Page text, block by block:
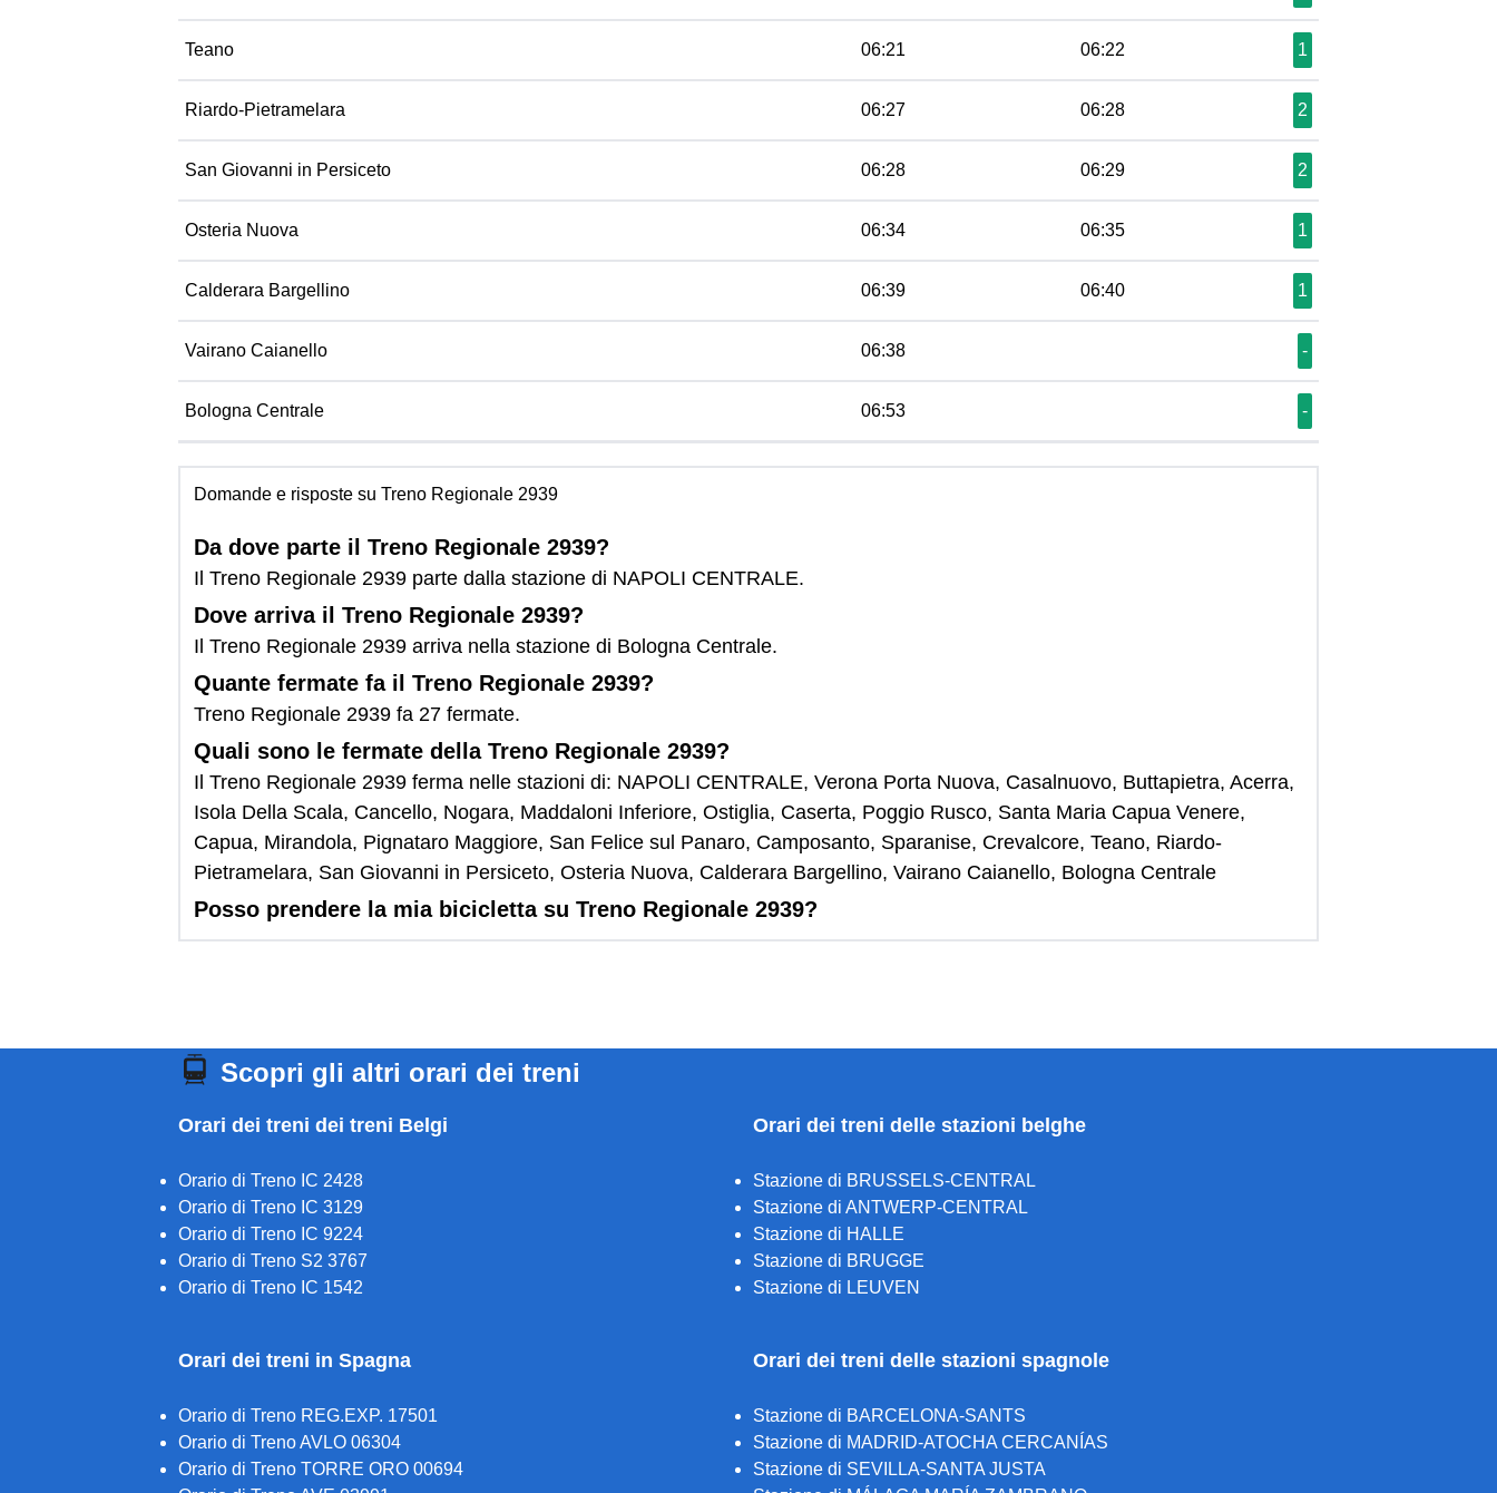
Teano 06:21 06:22 1
Riardo-Pietramelara 06:27 06:28 2
San Giovanni in Persiceto 06:28 06:29 2
Osteria Nuova 06:34 06:35 1
Calderara Bargellino 06:39 06:40 1
Vairano Caianello 06:38 -
Bologna Centrale 06:53 -
Domande e risposte su Treno Regionale 2939
Da dove parte il Treno Regionale 2939?
Il Treno Regionale 2939 parte dalla stazione di NAPOLI CENTRALE.
Dove arriva il Treno Regionale 2939?
Il Treno Regionale 2939 arriva nella stazione di Bologna Centrale.
Quante fermate fa il Treno Regionale 2939?
Treno Regionale 2939 fa 27 fermate.
Quali sono le fermate della Treno Regionale 2939?
Il Treno Regionale 2939 ferma nelle stazioni di: NAPOLI CENTRALE, Verona Porta Nuova, Casalnuovo, Buttapietra, Acerra,
Isola Della Scala, Cancello, Nogara, Maddaloni Inferiore, Ostiglia, Caserta, Poggio Rusco, Santa Maria Capua Venere,
Capua, Mirandola, Pignataro Maggiore, San Felice sul Panaro, Camposanto, Sparanise, Crevalcore, Teano, Riardo-
Pietramelara, San Giovanni in Persiceto, Osteria Nuova, Calderara Bargellino, Vairano Caianello, Bologna Centrale
Posso prendere la mia bicicletta su Treno Regionale 2939?
Scopri gli altri orari dei treni
Orari dei treni dei treni Belgi
Orario di Treno IC 2428
Orario di Treno IC 3129
Orario di Treno IC 9224
Orario di Treno S2 3767
Orario di Treno IC 1542
Orari dei treni delle stazioni belghe
Stazione di BRUSSELS-CENTRAL
Stazione di ANTWERP-CENTRAL
Stazione di HALLE
Stazione di BRUGGE
Stazione di LEUVEN
Orari dei treni in Spagna
Orario di Treno REG.EXP. 17501
Orario di Treno AVLO 06304
Orario di Treno TORRE ORO 00694
Orari dei treni delle stazioni spagnole
Stazione di BARCELONA-SANTS
Stazione di MADRID-ATOCHA CERCANÍAS
Stazione di SEVILLA-SANTA JUSTA